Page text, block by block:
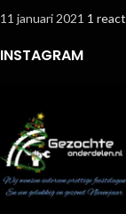
11 januari 2021 1
INSTAGRAM